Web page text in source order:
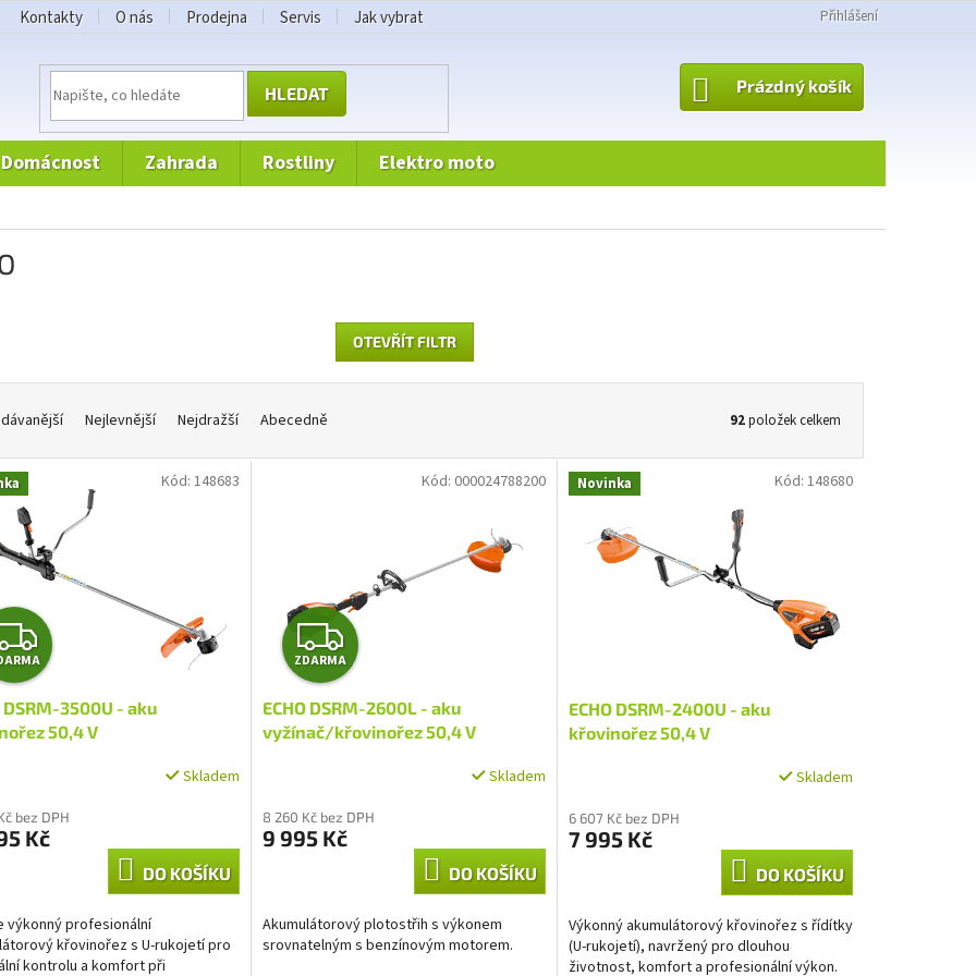
Kontakty O nás Prodejna Servis Jak vybrat Přihlášení
HLEDAT
NÁKUPNÍ
KOŠÍK
Prázdný košík
domácnost zahrada rostliny elektro moto
OTEVŘÍT FILTR
Nejlevnější Nejdražší Abecedně 92položek celkem
Z
D
A
M
DSRM-3500U - aku
50,4 V
Skladem
bez DPH
Kč
DO KOŠÍKU
výkonný profesionální
křovinořez s U-rukojetí pro
kontrolu a komfort při
Kód: 148683
Z
D
A
M
ZDARMA
ECHO DSRM-2600L - aku
vyžínač/křovinořez 50,4 V
Skladem
8 260 Kč bez DPH
9 995 Kč
DO KOŠÍKU
Akumulátorový plotostřih s výkonem
srovnatelným s benzínovým motorem.
Kód: 000024788200 Novinka
ECHO DSRM-2400U - aku
křovinořez 50,4 V
Skladem
6 607 Kč bez DPH
7 995 Kč
DO KOŠÍKU
Výkonný akumulátorový křovinořez s řídítky
(U-rukojetí), navržený pro dlouhou
životnost, komfort a profesionální výkon.
Kód: 148680